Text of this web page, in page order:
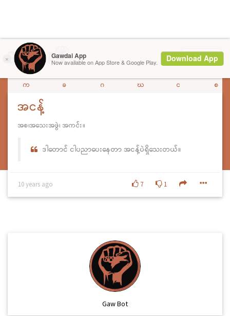
Menu
က ခ ဂ ဃ င စ
အငန့်
အစ၊အသေးအဖွဲ၊ အကင်း။
ဒါတောင် ငါပညာပေးနေတာ အငန့်ပဲရှိသေးတယ်။
10 years ago 7 1
Gaw Bot